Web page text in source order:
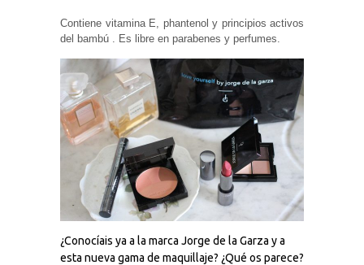
Contiene vitamina E, phantenol y principios activos
del bambú . Es libre en parabenes y perfumes.
¿Conocíais ya a la marca Jorge de la Garza y a
esta nueva gama de maquillaje? ¿Qué os parece?